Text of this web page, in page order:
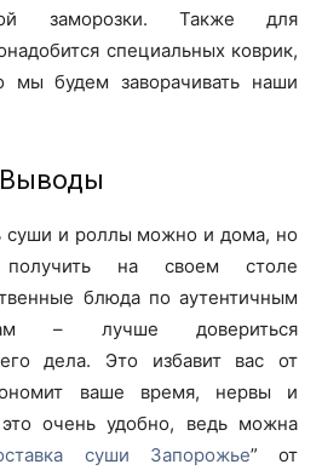
заморозки. Также для
специальных коврик,
мы будем заворачивать наши
Выводы
суши и роллы можно и дома, но
на своем столе
блюда по аутентичным
– лучше довериться
дела. Это избавит вас от
ваше время, нервы и
очень удобно, ведь можна
суши Запорожье” от